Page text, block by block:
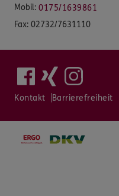
Mobil: 0175/1639861
Fax: 02732/7631110
Kontakt Barrierefreiheit